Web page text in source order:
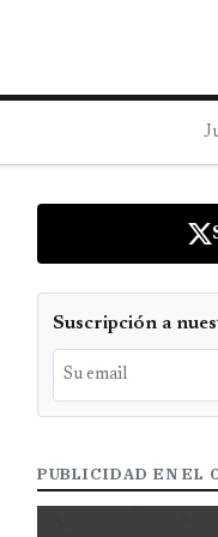
Suscripción a
PUBLICIDAD EN EL